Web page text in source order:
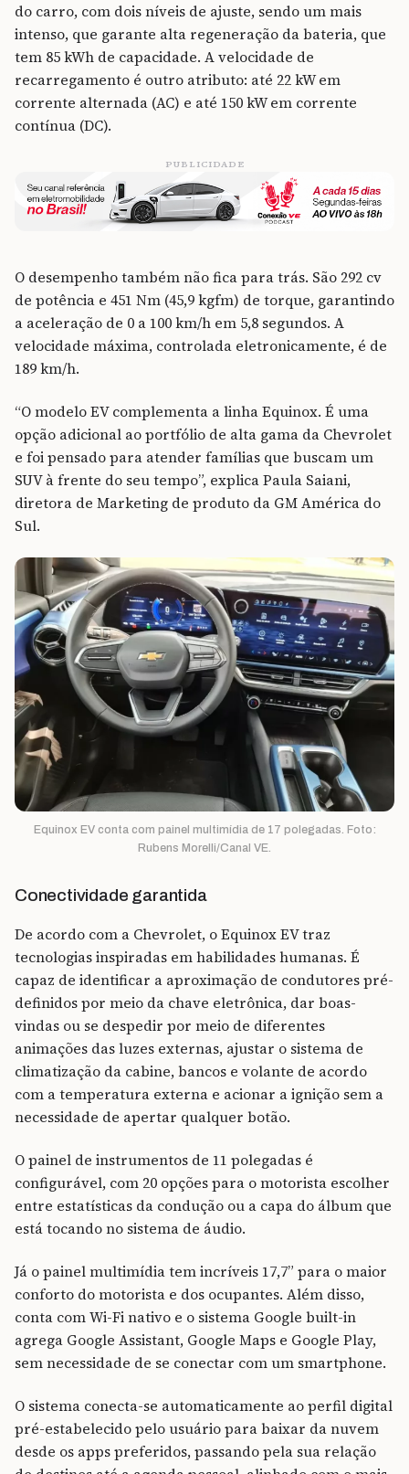
do carro, com dois níveis de ajuste, sendo um mais
intenso, que garante alta regeneração da bateria, que
tem 85 kWh de capacidade. A velocidade de
recarregamento é outro atributo: até 22 kW em
corrente alternada (AC) e até 150 kW em corrente
contínua (DC).
PUBLICIDADE
O desempenho também não fica para trás. São 292 cv
de potência e 451 Nm (45,9 kgfm) de torque, garantindo
a aceleração de 0 a 100 km/h em 5,8 segundos. A
velocidade máxima, controlada eletronicamente, é de
189 km/h.
“O modelo EV complementa a linha Equinox. É uma
opção adicional ao portfólio de alta gama da Chevrolet
e foi pensado para atender famílias que buscam um
SUV à frente do seu tempo”, explica Paula Saiani,
diretora de Marketing de produto da GM América do
Sul.
Equinox EV conta com painel multimídia de 17 polegadas. Foto:
Rubens Morelli/Canal VE.
Conectividade garantida
De acordo com a Chevrolet, o Equinox EV traz
tecnologias inspiradas em habilidades humanas. É
capaz de identificar a aproximação de condutores pré-
definidos por meio da chave eletrônica, dar boas-
vindas ou se despedir por meio de diferentes
animações das luzes externas, ajustar o sistema de
climatização da cabine, bancos e volante de acordo
com a temperatura externa e acionar a ignição sem a
necessidade de apertar qualquer botão.
O painel de instrumentos de 11 polegadas é
configurável, com 20 opções para o motorista escolher
entre estatísticas da condução ou a capa do álbum que
está tocando no sistema de áudio.
Já o painel multimídia tem incríveis 17,7” para o maior
conforto do motorista e dos ocupantes. Além disso,
conta com Wi-Fi nativo e o sistema Google built-in
agrega Google Assistant, Google Maps e Google Play,
sem necessidade de se conectar com um smartphone.
O sistema conecta-se automaticamente ao perfil digital
pré-estabelecido pelo usuário para baixar da nuvem
desde os apps preferidos, passando pela sua relação